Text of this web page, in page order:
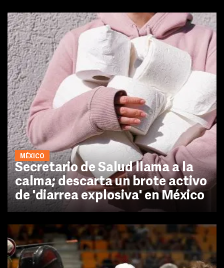
MÉXICO
Secretario de Salud llama a la
calma; descarta un brote activo
de 'diarrea explosiva' en México